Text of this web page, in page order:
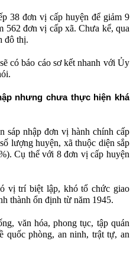
38 đơn vị cấp huyện để giảm 9
562 đơn vị cấp xã. Chưa kể, qua
đô thị.
có báo cáo sơ kết nhanh với Ủy
nhưng chưa thực hiện khá
sáp nhập đơn vị hành chính cấp
lượng huyện, xã thuộc diện sắp
Cụ thể với 8 đơn vị cấp huyện
vị trí biệt lập, khó tổ chức giao
thành ổn định từ năm 1945.
văn hóa, phong tục, tập quán
quốc phòng, an ninh, trật tự, an